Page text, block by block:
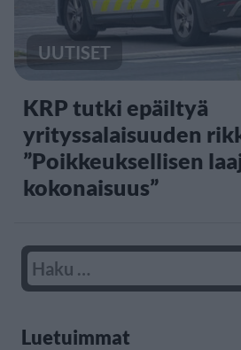
UUTISET
KRP tutki epäiltyä
yrityssalaisuuden
”Poikkeuksellisen
kokonaisuus”
Luetuimmat